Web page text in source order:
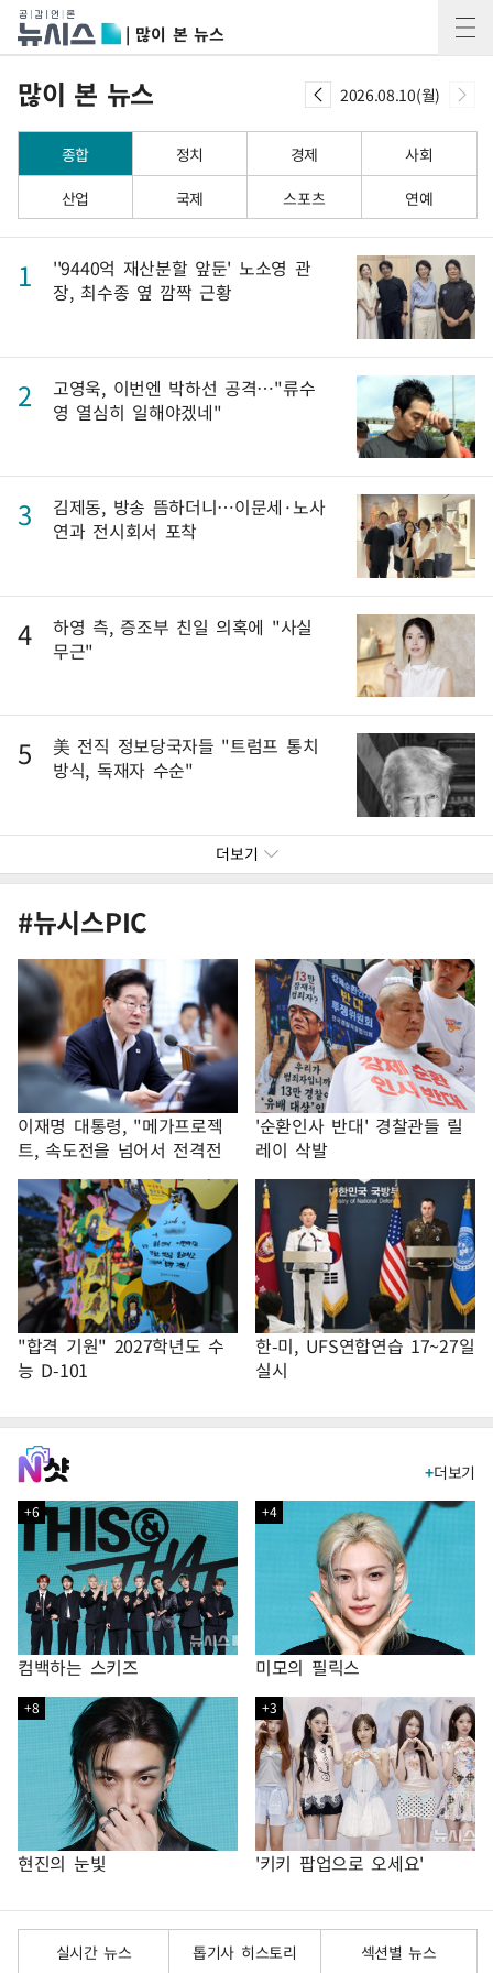
| 많이 본 뉴스
많이 본 뉴스 2026.08.10(월)
종합 정치 경제
사회
산업
국제 스포츠 연예
1
''9440억 재산분할 앞둔' 노소영 관
장, 최수종 옆 깜짝 근황
2
고영욱, 이번엔 박하선 공격…"류수
영 열심히 일해야겠네"
3
김제동, 방송 뜸하더니…이문세·노사
연과 전시회서 포착
4
하영 측, 증조부 친일 의혹에 "사실
무근"
5
美 전직 정보당국자들 "트럼프 통치
방식, 독재자 수순"
더보기
#뉴시스PIC
이재명 대통령, "메가프로젝
트, 속도전을 넘어서 전격전
을 치러야"
'순환인사 반대' 경찰관들 릴
레이 삭발
"합격 기원" 2027학년도 수
능 D-101
한-미, UFS연합연습 17~27일
실시
+더보기
+6
컴백하는 스키즈
+4
미모의 필릭스
+8
현진의 눈빛
+3
'키키 팝업으로 오세요'
실시간 뉴스 톱기사 히스토리 섹션별 뉴스